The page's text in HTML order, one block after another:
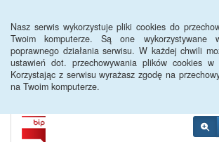
Nasz serwis wykorzystuje pliki cookies do
Twoim komputerze. Są one wykorzystywane
poprawnego działania serwisu. W każdej chwili
ustawień dot. przechowywania plików cookies w
Korzystając z serwisu wyrażasz zgodę na
na Twoim komputerze.
PUP Opole